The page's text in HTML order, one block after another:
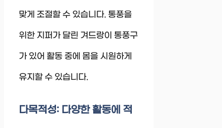
맞게 조절할 수 있습니다. 통풍을
위한 지퍼가 달린 겨드랑이 통풍구
가 있어 활동 중에 몸을 시원하게
유지할 수 있습니다.
다목적성: 다양한 활동에 적